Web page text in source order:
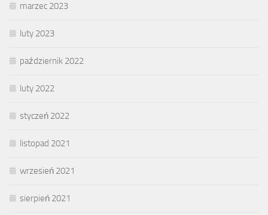
marzec 2023
luty 2023
październik 2022
luty 2022
styczeń 2022
listopad 2021
wrzesień 2021
sierpień 2021